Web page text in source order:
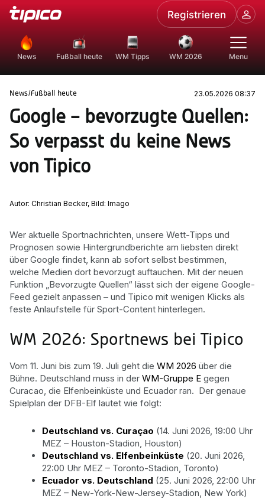
Registrieren
News Fußball heute WM Tipps WM 2026 Menu
News/Fußball heute 23.05.2026 08:37
Google – bevorzugte Quellen:
So verpasst du keine News
von Tipico
Autor: Christian Becker, Bild: Imago
Wer aktuelle Sportnachrichten, unsere Wett-Tipps und
Prognosen sowie Hintergrundberichte am liebsten direkt
über Google findet, kann ab sofort selbst bestimmen,
welche Medien dort bevorzugt auftauchen. Mit der neuen
Funktion „Bevorzugte Quellen“ lässt sich der eigene Google-
Feed gezielt anpassen – und Tipico mit wenigen Klicks als
feste Anlaufstelle für Sport-Content hinterlegen.
WM 2026: Sportnews bei Tipico
Vom 11. Juni bis zum 19. Juli geht die WM 2026 über die
Bühne. Deutschland muss in der WM-Gruppe E gegen
Curacao, die Elfenbeinküste und Ecuador ran. Der genaue
Spielplan der DFB-Elf lautet wie folgt:
Deutschland vs. Curaçao (14. Juni 2026, 19:00 Uhr
MEZ – Houston-Stadion, Houston)
Deutschland vs. Elfenbeinküste (20. Juni 2026,
22:00 Uhr MEZ – Toronto-Stadion, Toronto)
Ecuador vs. Deutschland (25. Juni 2026, 22:00 Uhr
MEZ – New-York-New-Jersey-Stadion, New York)